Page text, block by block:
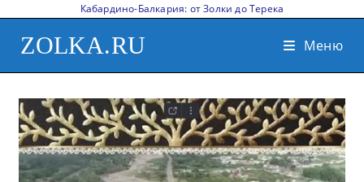
Кабардино-Балкария: от Золки до Терека
ZOLKA.RU Меню